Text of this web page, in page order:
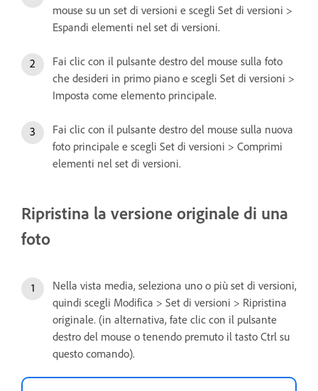
mouse su un set di versioni e scegli Set di versioni >
Espandi elementi nel set di versioni.
Fai clic con il pulsante destro del mouse sulla foto
che desideri in primo piano e scegli Set di versioni >
Imposta come elemento principale.
Fai clic con il pulsante destro del mouse sulla nuova
foto principale e scegli Set di versioni > Comprimi
elementi nel set di versioni.
Ripristina la versione originale di una
foto
Nella vista media, seleziona uno o più set di versioni,
quindi scegli Modifica > Set di versioni > Ripristina
originale. (in alternativa, fate clic con il pulsante
destro del mouse o tenendo premuto il tasto Ctrl su
questo comando).